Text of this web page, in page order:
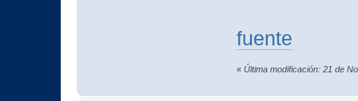
fuente
« Última modificación: 21 de